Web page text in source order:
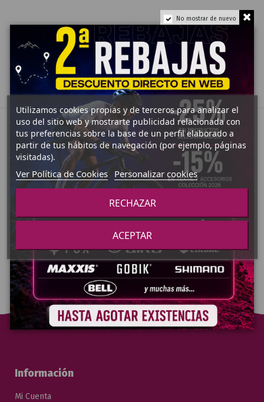
No mostrar de nuevo
Grandes Ofertas Preguntas Frecuentes
Información
Mi Cuenta
Utilizamos cookies propias y de terceros para analizar el
uso del sitio web y mostrarte publicidad relacionada con
tus preferencias sobre la base de un perfil elaborado a
partir de tus hábitos de navegación (por ejemplo, páginas
visitadas).
Ver Política de Cookies Personalizar cookies
RECHAZAR
ACEPTAR